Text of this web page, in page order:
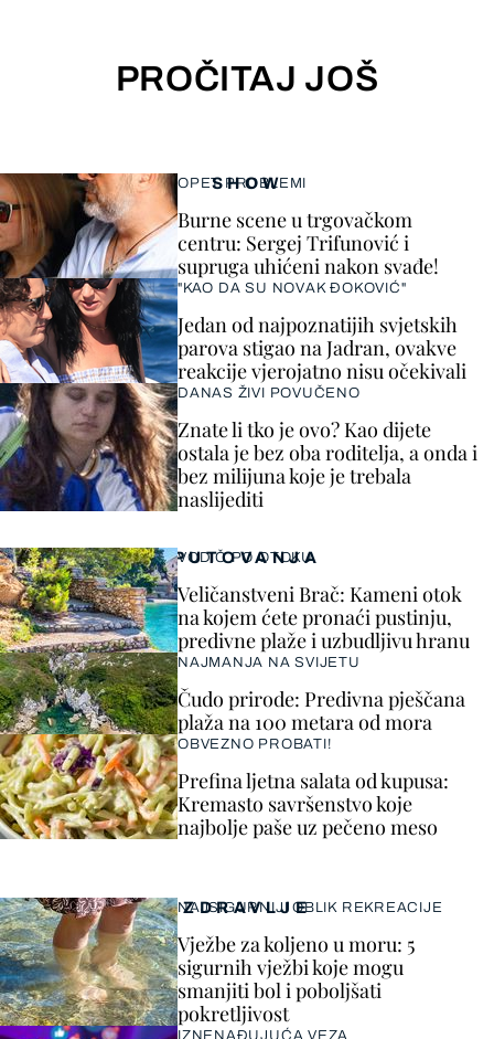
PROČITAJ JOŠ
SHOW
OPET PROBLEMI
Burne scene u trgovačkom
centru: Sergej Trifunović i
supruga uhićeni nakon svađe!
"KAO DA SU NOVAK ĐOKOVIĆ"
Jedan od najpoznatijih svjetskih
parova stigao na Jadran, ovakve
reakcije vjerojatno nisu očekivali
DANAS ŽIVI POVUČENO
Znate li tko je ovo? Kao dijete
ostala je bez oba roditelja, a onda i
bez milijuna koje je trebala
naslijediti
ZDRAVLJE
NAJSIGURNIJI OBLIK REKREACIJE
Vježbe za koljeno u moru: 5
sigurnih vježbi koje mogu
smanjiti bol i poboljšati
pokretljivost
IZNENAĐUJUĆA VEZA
PUTOVANJA
VODIČ PO OTOKU
Veličanstveni Brač: Kameni otok
na kojem ćete pronaći pustinju,
predivne plaže i uzbudljivu hranu
NAJMANJA NA SVIJETU
Čudo prirode: Predivna pješčana
plaža na 100 metara od mora
OBVEZNO PROBATI!
Prefina ljetna salata od kupusa:
Kremasto savršenstvo koje
najbolje paše uz pečeno meso